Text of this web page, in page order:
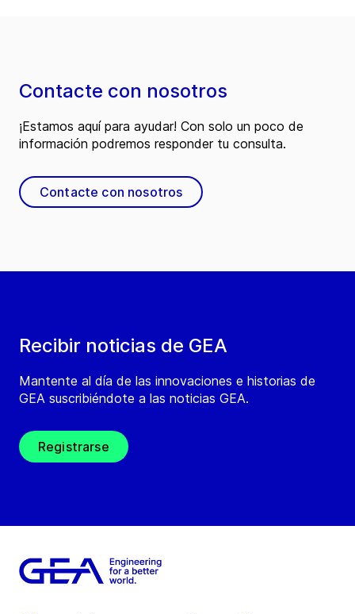
Recibir noticias de GEA
Mantente al día de las innovaciones e historias de
GEA suscribiéndote a las noticias GEA.
Registrarse
Contacte con nosotros
¡Estamos aquí para ayudar! Con solo un poco de
información podremos responder tu consulta.
Contacte con nosotros